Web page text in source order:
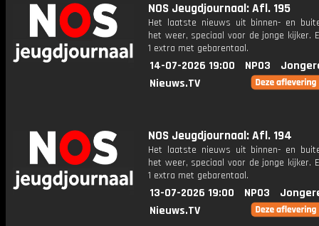
NOS Jeugdjournaal: Afl. 195
Het laatste nieuws uit binnen- en
het weer, speciaal voor de jonge kijker.
1 extra met gebarentaal.
14-07-2026 19:00 NPO3
Nieuws.TV
NOS Jeugdjournaal: Afl. 194
Het laatste nieuws uit binnen- en
het weer, speciaal voor de jonge kijker.
1 extra met gebarentaal.
13-07-2026 19:00 NPO3
Nieuws.TV